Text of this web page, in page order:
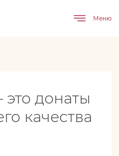
Меню
донаты
качества